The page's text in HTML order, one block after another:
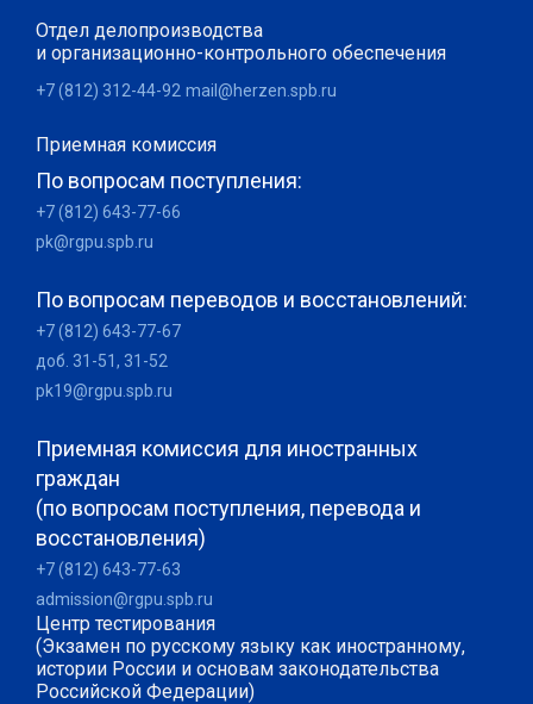
Отдел делопроизводства
и организационно-контрольного обеспечения
+7 (812) 312-44-92 mail@herzen.spb.ru
Приемная комиссия
По вопросам поступления:
+7 (812) 643-77-66
pk@rgpu.spb.ru
По вопросам переводов и восстановлений:
+7 (812) 643-77-67
доб. 31-51, 31-52
pk19@rgpu.spb.ru
Приемная комиссия для иностранных
граждан
(по вопросам поступления, перевода и
восстановления)
+7 (812) 643-77-63
admission@rgpu.spb.ru
Центр тестирования
(Экзамен по русскому языку как иностранному,
истории России и основам законодательства
Российской Федерации)